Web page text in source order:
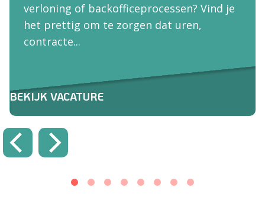
verloning of backofficeprocessen? Vind je
het prettig om te zorgen dat uren,
contracte...
BEKIJK VACATURE